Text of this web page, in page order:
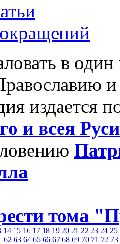
в
издается
и всея
тома
14 15 16 17 18 19 20 21 22 23 24 25
62 63 64 65 66 67 68 69 70 71 72 73